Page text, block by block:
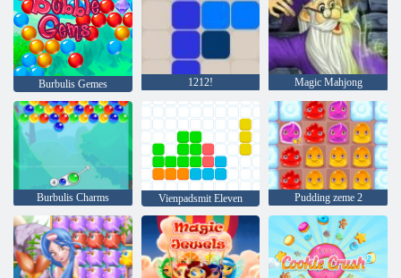
Burbulis Gemes 1212! Magic Mahjong
Burbulis Charms Vienpadsmit Eleven Pudding zeme 2